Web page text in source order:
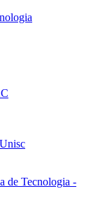
de Tecnologia -